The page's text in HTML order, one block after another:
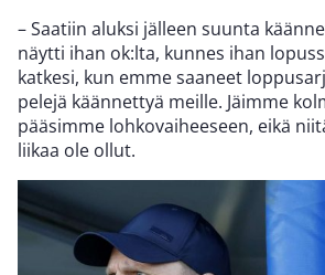
– Saatiin aluksi jälleen suunta
näytti ihan ok:lta, kunnes ihan
katkesi, kun emme saaneet
pelejä käännettyä meille. Jäimme
pääsimme lohkovaiheeseen, eikä
liikaa ole ollut.